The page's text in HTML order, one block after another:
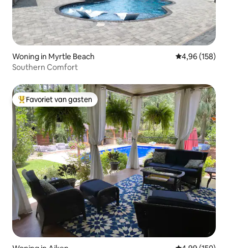
Woning in Myrtle Beach Gemiddelde
4,96 (158)
Southern Comfort
Topfavoriet van gasten
Favoriet van gasten